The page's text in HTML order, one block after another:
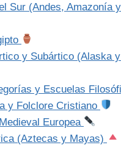
Sur (Andes, Amazonía
y Subártico (Alaska
y Escuelas
y Folclore Cristiano
Europea
(Aztecas y Mayas)